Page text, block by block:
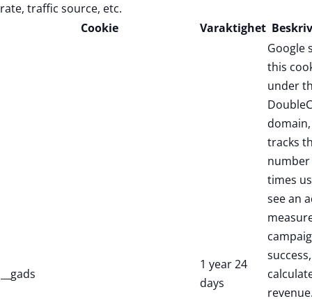
rate, traffic source, etc.
Cookie
Varaktighet
__gads
1 year 24
days
Google
this
under
domain,
tracks
times
see an